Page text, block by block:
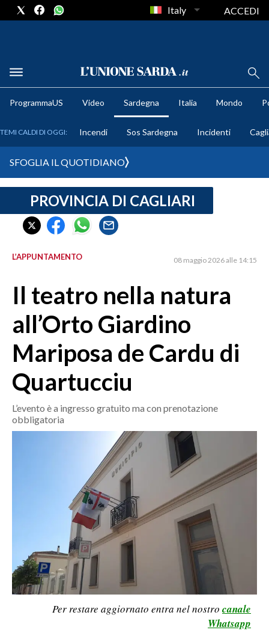
METEO
CRONACA SARDEGNA
CAGLIARI
SULCIS IGLESIENTE
ORISTANO E PROVINCIA
GALLURA
NUORO E PROVINCIA
OGLIASTRA
AGENDA
CRONACA
ITALIA
SERVIZI ALLE IMPRESE
LAVORO
BANDI
Italy ACCEDI
ProgrammaUS Video Sardegna Italia Mondo
TEMI CALDI DI OGGI: Incendi Sos Sardegna Incidenti
SFOGLIA IL QUOTIDIANO
PROVINCIA DI CAGLIARI
L’APPUNTAMENTO 08 maggio 2026 alle 14:15
Il teatro nella natura
all’Orto Giardino
Mariposa de Cardu di
Quartucciu
L’evento è a ingresso gratuito ma con prenotazione
obbligatoria
Per restare aggiornato entra nel nostro canale
Whatsapp